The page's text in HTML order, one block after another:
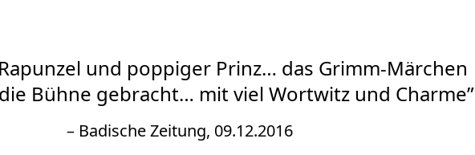
und poppiger Prinz… das Grimm-Märchen
Bühne gebracht… mit viel Wortwitz und Charme”
– Badische Zeitung, 09.12.2016